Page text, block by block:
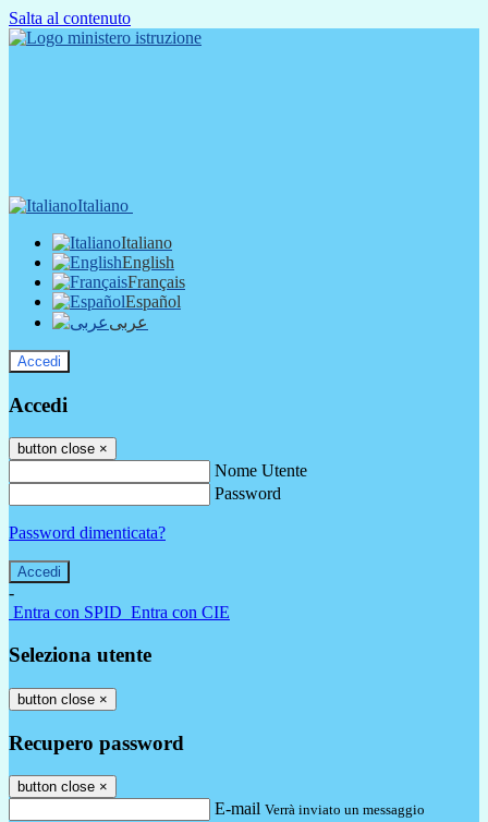
Salta al contenuto
Italiano
Italiano
English
Français
Español
عربى
Accedi
Accedi
button close ×
Nome Utente
Password
Password dimenticata?
-
Entra con SPID Entra con CIE
Seleziona utente
button close ×
Recupero password
button close ×
E-mail Verrà inviato un messaggio